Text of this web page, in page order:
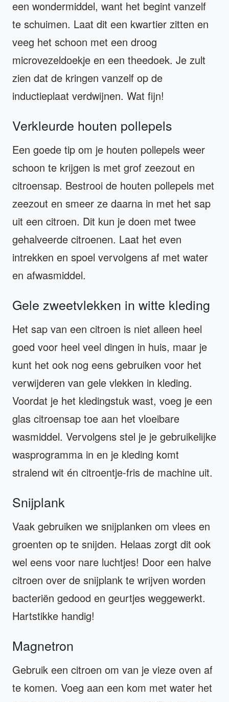
een wondermiddel, want het begint vanzelf
te schuimen. Laat dit een kwartier zitten en
veeg het schoon met een droog
microvezeldoekje en een theedoek. Je zult
zien dat de kringen vanzelf op de
inductieplaat verdwijnen. Wat fijn!
Verkleurde houten pollepels
Een goede tip om je houten pollepels weer
schoon te krijgen is met grof zeezout en
citroensap. Bestrooi de houten pollepels met
zeezout en smeer ze daarna in met het sap
uit een citroen. Dit kun je doen met twee
gehalveerde citroenen. Laat het even
intrekken en spoel vervolgens af met water
en afwasmiddel.
Gele zweetvlekken in witte kleding
Het sap van een citroen is niet alleen heel
goed voor heel veel dingen in huis, maar je
kunt het ook nog eens gebruiken voor het
verwijderen van gele vlekken in kleding.
Voordat je het kledingstuk wast, voeg je een
glas citroensap toe aan het vloeibare
wasmiddel. Vervolgens stel je je gebruikelijke
wasprogramma in en je kleding komt
stralend wit én citroentje-fris de machine uit.
Snijplank
Vaak gebruiken we snijplanken om vlees en
groenten op te snijden. Helaas zorgt dit ook
wel eens voor nare luchtjes! Door een halve
citroen over de snijplank te wrijven worden
bacteriën gedood en geurtjes weggewerkt.
Hartstikke handig!
Magnetron
Gebruik een citroen om van je vieze oven af
te komen. Voeg aan een kom met water het